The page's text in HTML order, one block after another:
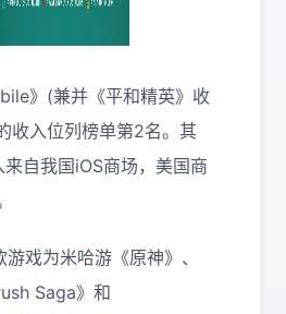
》(兼并《平和精英》收
收入位列榜单第2名。其
自我国iOS商场，美国商
戏为米哈游《原神》、
Saga》和